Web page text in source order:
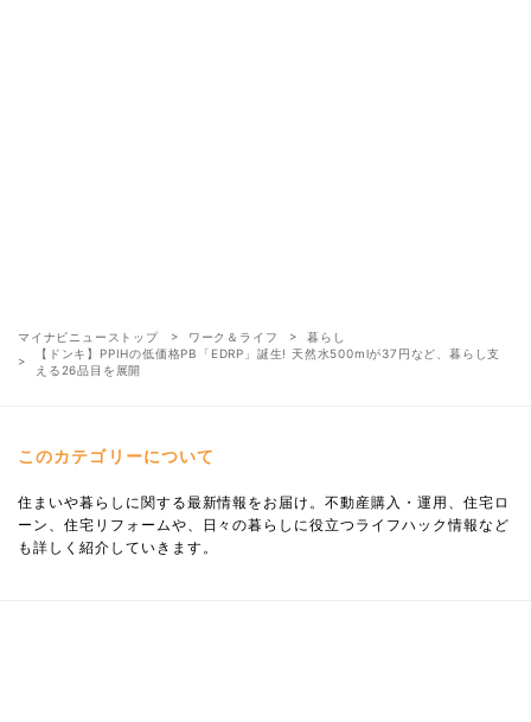
マイナビニューストップ ワーク＆ライフ
暮らし
【ドンキ】PPIHの低価格PB「EDRP」誕生! 天然水500mlが37円など、暮らし支
える26品目を展開
このカテゴリーについて
住まいや暮らしに関する最新情報をお届け。不動産購入・運用、住宅ロ
ーン、住宅リフォームや、日々の暮らしに役立つライフハック情報など
も詳しく紹介していきます。